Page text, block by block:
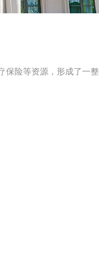
险等资源，形成了一